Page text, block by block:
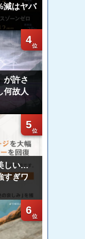
減はヤバ
4
が許さ
何故人
5
しい…
すぎワ
6